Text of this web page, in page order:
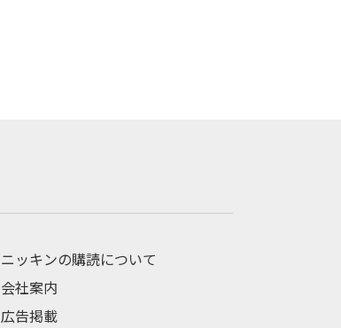
ニッキンの購読について
会社案内
広告掲載